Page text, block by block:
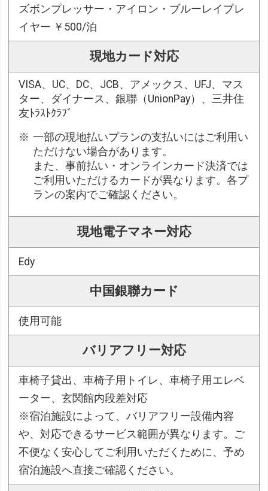
ズボンプレッサー・アイロン・ブルーレイプレ
イヤー ￥500/泊
現地カード対応
VISA、UC、DC、JCB、アメックス、UFJ、マス
ター、ダイナース、銀聯（UnionPay）、三井住
友ﾄﾗｽﾄｸﾗﾌﾞ
一部の現地払いプランの支払いにはご利用い
ただけない場合があります。
また、事前払い・オンラインカード決済では
ご利用いただけるカードが異なります。各プ
ランの案内でご確認ください。
現地電子マネー対応
Edy
中国銀聯カード
使用可能
バリアフリー対応
車椅子貸出、車椅子用トイレ、車椅子用エレベ
ーター、玄関館内段差対応
※宿泊施設によって、バリアフリー設備内容
や、対応できるサービス範囲が異なります。ご
不便なく安心してご利用いただくために、予め
宿泊施設へ直接ご確認ください。